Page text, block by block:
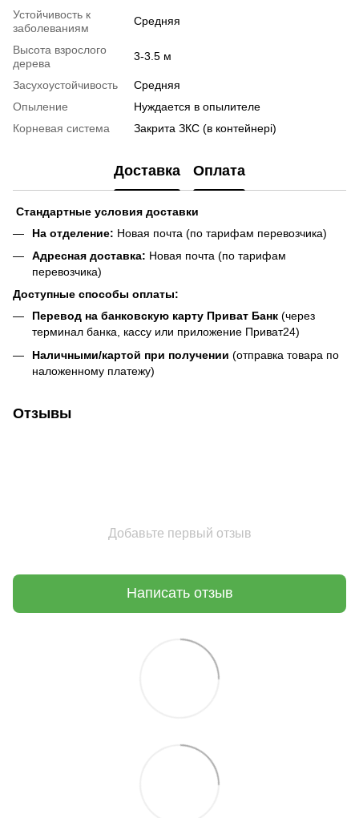
Устойчивость к
заболеваниям
Средняя
Высота взрослого
дерева
3-3.5 м
Засухоустойчивость
Средняя
Опыление
Нуждается в опылителе
Корневая система
Закрита ЗКС (в контейнері)
Доставка Оплата
Стандартные условия доставки
На отделение: Новая почта (по тарифам перевозчика)
Адресная доставка: Новая почта (по тарифам
перевозчика)
Доступные способы оплаты:
Перевод на банковскую карту Приват Банк (через
терминал банка, кассу или приложение Приват24)
Наличными/картой при получении (отправка товара по
наложенному платежу)
Отзывы
Добавьте первый отзыв
Написать отзыв